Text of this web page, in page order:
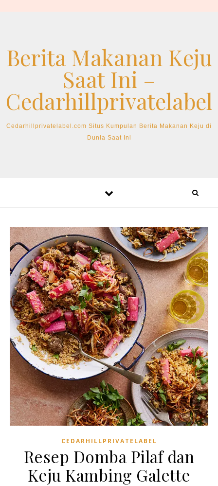
Berita Makanan Keju
Saat Ini –
Cedarhillprivatelabel
Cedarhillprivatelabel.com Situs Kumpulan Berita Makanan Keju di
Dunia Saat Ini
CEDARHILLPRIVATELABEL
Resep Domba Pilaf dan
Keju Kambing Galette